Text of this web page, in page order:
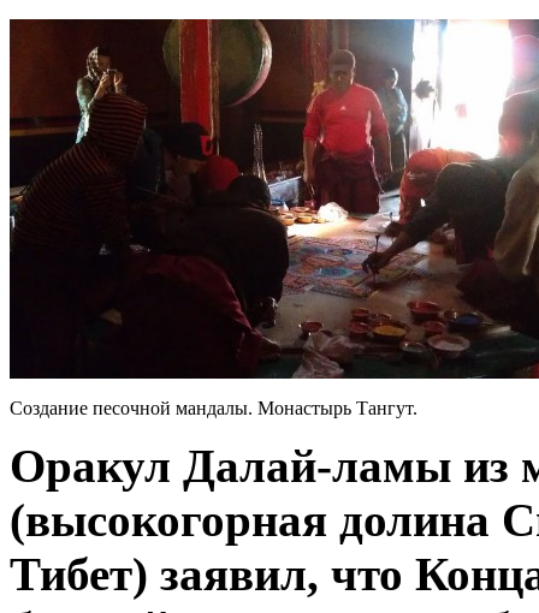
Создание песочной мандалы. Монастырь Тангут.
Оракул Далай-ламы из
(высокогорная долина
Тибет) заявил, что